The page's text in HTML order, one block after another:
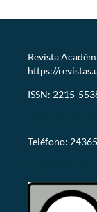
Revista
https://
ISSN: 2215-
Teléfono: